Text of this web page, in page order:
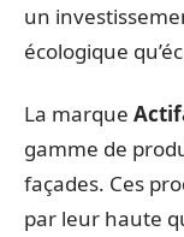
un
écologique
La marque
gamme de
façades. Ces
par leur haute